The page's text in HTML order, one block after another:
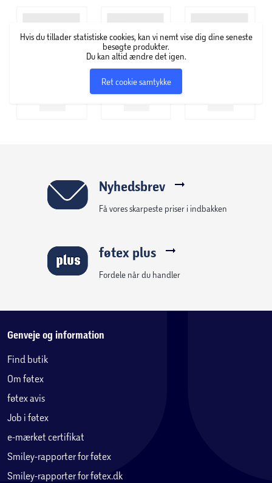
innovative produktudvikling.
Hvis du tillader statistiske cookies, kan vi nemt vise dig dine seneste
besøgte produkter.
Du kan altid ændre det igen.
Ret cookie samtykke
Nyhedsbrev
Få vores skarpeste priser i indbakken
føtex plus
Fordele når du handler
Genveje og information
Find butik
Om føtex
føtex avis
Job i føtex
e-mærket certifikat
Smiley-rapporter for føtex
Smiley-rapporter for føtex.dk